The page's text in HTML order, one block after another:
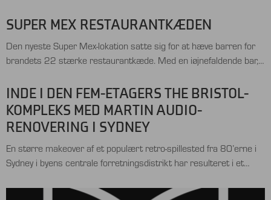
Teknologien er ideel som FOH i koncerthaller, teatre desuden
sportshaller, stadion, hvor det er vigtigt at styre lydens retning og
dækning nøjagtigt. Hovedprincipper i CDD-teknologien …
SUPER MEX RESTAURANTKÆDEN
Den nyeste Super Mex-lokation satte sig for at hæve barren for
brandets 22 stærke restaurantkæde. Med en iøjnefaldende bar,
opgaven at få stedet til at lyde lige så godt, som det så ud. Man
indgik et partnerskab med Optimal Audio, for at levere et komplet
kommercielt lydøkosystem, der …
INDE I DEN FEM-ETAGERS THE BRISTOL-
KOMPLEKS MED MARTIN AUDIO-
RENOVERING I SYDNEY
En større makeover af et populært retro-spillested fra 80’erne i
Sydney i byens centrale forretningsdistrikt har resulteret i et
Bristol. Det historiske, tidligere Bristol Arms Hotel, der ejes og